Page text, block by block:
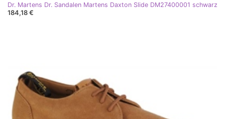
Dr. Martens Dr. Sandalen Martens Daxton Slide DM27400001 schwarz
184,18 €